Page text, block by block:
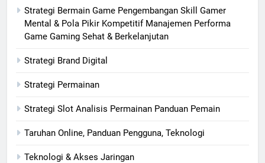
Strategi Bermain Game Pengembangan Skill Gamer
Mental & Pola Pikir Kompetitif Manajemen Performa
Game Gaming Sehat & Berkelanjutan
Strategi Brand Digital
Strategi Permainan
Strategi Slot Analisis Permainan Panduan Pemain
Taruhan Online, Panduan Pengguna, Teknologi
Teknologi & Akses Jaringan